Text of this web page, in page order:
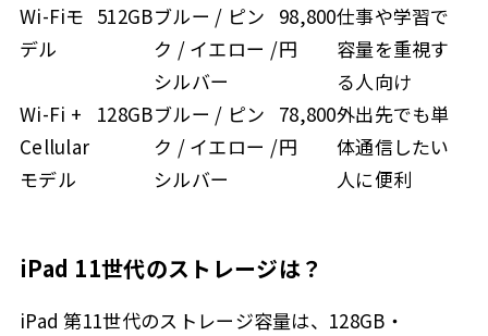
Wi-Fiモ
デル
512GBブルー / ピン
ク / イエロー /
シルバー
98,800
円
仕事や学習で
容量を重視す
る人向け
Wi-Fi +
Cellular
モデル
128GBブルー / ピン
ク / イエロー /
シルバー
78,800
円
外出先でも単
体通信したい
人に便利
iPad 11世代のストレージは？
iPad 第11世代のストレージ容量は、128GB・